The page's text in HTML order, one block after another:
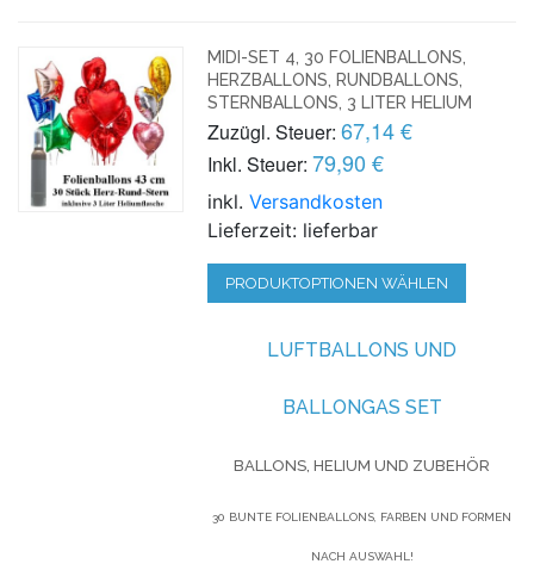
MIDI-SET 4, 30 FOLIENBALLONS,
HERZBALLONS, RUNDBALLONS,
STERNBALLONS, 3 LITER HELIUM
Zuzügl. Steuer: 67,14 €
Inkl. Steuer: 79,90 €
inkl.Versandkosten
Lieferzeit: lieferbar
PRODUKTOPTIONEN WÄHLEN
LUFTBALLONS UND
BALLONGAS SET
BALLONS, HELIUM UND ZUBEHÖR
30 BUNTE FOLIENBALLONS, FARBEN UND FORMEN
NACH AUSWAHL!